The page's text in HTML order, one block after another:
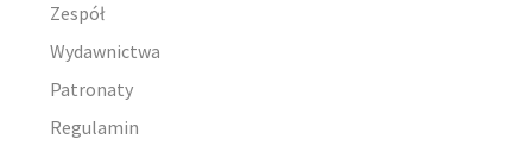
Zespół
Wydawnictwa
Patronaty
Regulamin